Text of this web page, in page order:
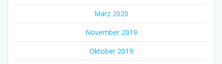
März 2020
November 2019
Oktober 2019